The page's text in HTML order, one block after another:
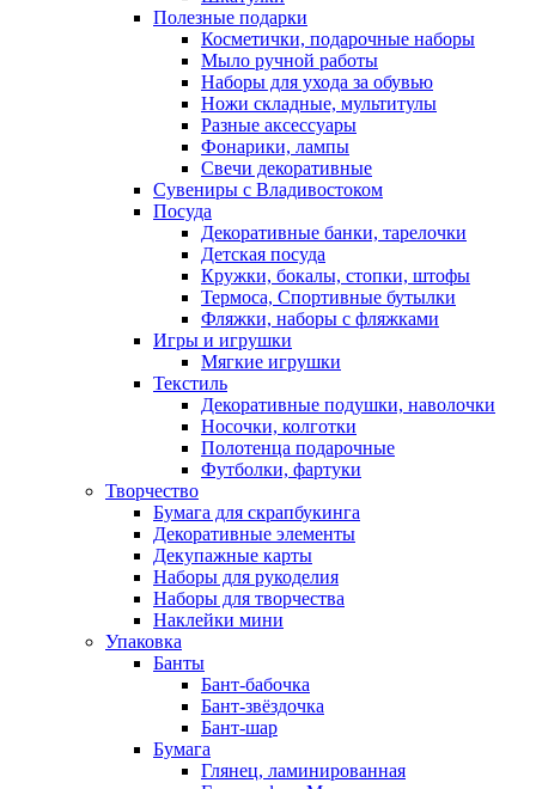
Полезные подарки
Косметички, подарочные наборы
Мыло ручной работы
Наборы для ухода за обувью
Ножи складные, мультитулы
Разные аксессуары
Фонарики, лампы
Свечи декоративные
Сувениры с Владивостоком
Посуда
Декоративные банки, тарелочки
Детская посуда
Кружки, бокалы, стопки, штофы
Термоса, Спортивные бутылки
Фляжки, наборы с фляжками
Игры и игрушки
Мягкие игрушки
Текстиль
Декоративные подушки, наволочки
Носочки, колготки
Полотенца подарочные
Футболки, фартуки
Творчество
Бумага для скрапбукинга
Декоративные элементы
Декупажные карты
Наборы для рукоделия
Наборы для творчества
Наклейки мини
Упаковка
Банты
Бант-бабочка
Бант-звёздочка
Бант-шар
Бумага
Глянец, ламинированная